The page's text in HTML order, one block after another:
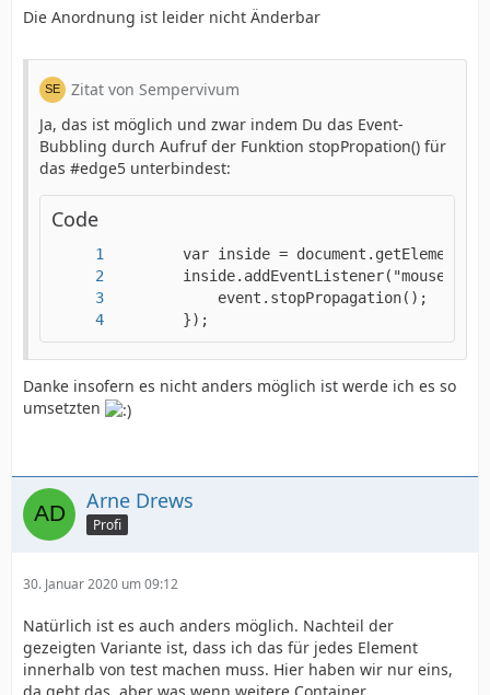
Die Anordnung ist leider nicht Änderbar
Zitat von Sempervivum
Ja, das ist möglich und zwar indem Du das Event-
Bubbling durch Aufruf der Funktion stopPropation() für
das #edge5 unterbindest:
Code
        });
Danke insofern es nicht anders möglich ist werde ich es so
umsetzten
Arne Drews
Profi
30. Januar 2020 um 09:12
Natürlich ist es auch anders möglich. Nachteil der
gezeigten Variante ist, dass ich das für jedes Element
innerhalb von test machen muss. Hier haben wir nur eins,
da geht das, aber was wenn weitere Container